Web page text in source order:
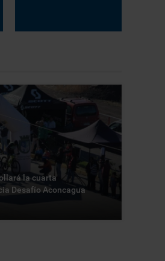
la cuarta
Desafío Aconcagua